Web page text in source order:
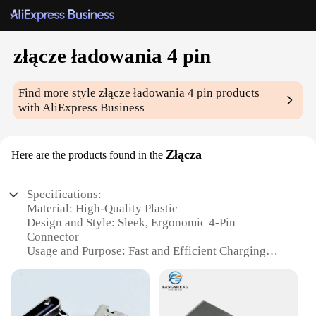
złącze ładowania 4 pin
Find more stylezłącze ładowania 4 pin products
with AliExpress Business
Here are the products found in the Złącza
Specifications:
Material: High-Quality Plastic
Design and Style: Sleek, Ergonomic 4-Pin
Connector
Usage and Purpose: Fast and Efficient Charging
Shape or Size or Weight or Quantity: Compact and
Lightweight for Portability